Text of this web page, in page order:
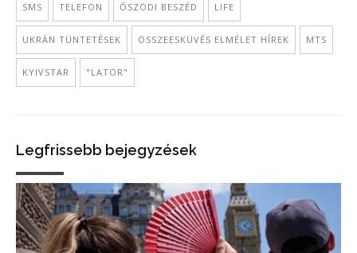
SMS TELEFON ŐSZÖDI BESZÉD LIFE
UKRÁN TÜNTETÉSEK ÖSSZEESKÜVÉS ELMÉLET HÍREK MTS
KYIVSTAR "LATOR"
Legfrissebb bejegyzések